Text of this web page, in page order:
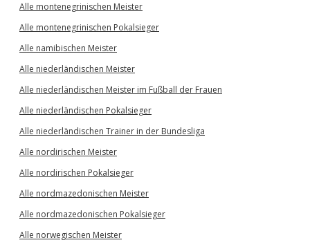
Alle montenegrinischen Meister
Alle montenegrinischen Pokalsieger
Alle namibischen Meister
Alle niederländischen Meister
Alle niederländischen Meister im Fußball der Frauen
Alle niederländischen Pokalsieger
Alle niederländischen Trainer in der Bundesliga
Alle nordirischen Meister
Alle nordirischen Pokalsieger
Alle nordmazedonischen Meister
Alle nordmazedonischen Pokalsieger
Alle norwegischen Meister